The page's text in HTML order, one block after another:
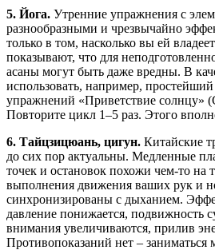
5. Йога. Утренние упражнения с
разнообразными и чрезвычайно
только в том, насколько вы ей
показывают, что для
асаны могут быть даже вредны. В
использовать, например,
упражнений «Приветствие солнцу»
Повторите цикл 1–5 раз. Этого
6. Тайцзицюань, цигун. Китайские
до сих пор актуальны. Медленные
точек и остановок похожи чем-то на
выполнения движения ваших рук и
синхронизированы с дыханием.
давление понижается, подвижность
внимания увеличиваются, прилив
Противопоказаний нет –